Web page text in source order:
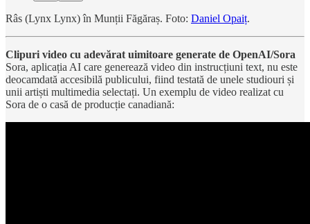
Râs (Lynx Lynx) în Munții Făgăraș. Foto: Daniel Opaiț.
Clipuri video cu adevărat uimitoare generate de OpenAI/Sora
Sora, aplicația AI care generează video din instrucțiuni text, nu este
deocamdată accesibilă publicului, fiind testată de unele studiouri și
unii artiști multimedia selectați. Un exemplu de video realizat cu
Sora de o casă de producție canadiană: